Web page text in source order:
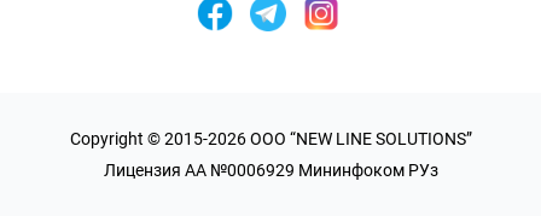
Copyright © 2015-2026 OOO “NEW LINE SOLUTIONS”
Лицензия AA №0006929 Мининфоком РУз